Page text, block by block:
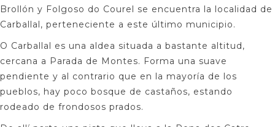
Brollón y Folgoso do Courel se encuentra la localidad de
Carballal, perteneciente a este último municipio.
O Carballal es una aldea situada a bastante altitud,
cercana a Parada de Montes. Forma una suave
pendiente y al contrario que en la mayoría de los
pueblos, hay poco bosque de castaños, estando
rodeado de frondosos prados.